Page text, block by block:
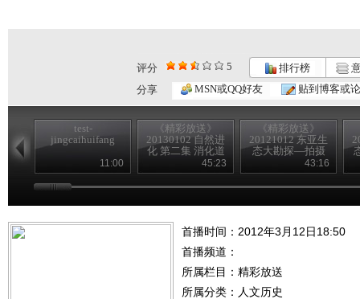
评分 5 排行榜
分享
MSN或QQ好友 贴到博客或
test-
jingcaihuifang
11:00
《精彩放送》
20130102 自然进
化 第二集 消化道
45:23
《精彩放送》
20121012 东亚生
态大勘探—拍摄
43:16
首播时间：2012年3月12日18:50
首播频道：
所属栏目： 精彩放送
所属分类：人文历史